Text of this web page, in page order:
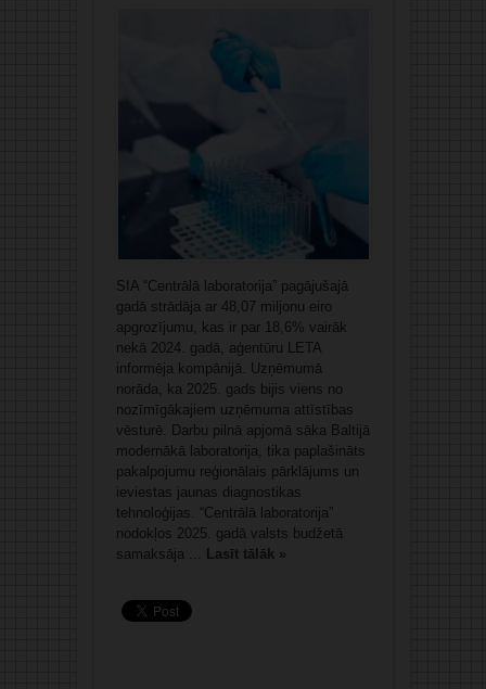
SIA “Centrālā laboratorija” pagājušajā
gadā strādāja ar 48,07 miljonu eiro
apgrozījumu, kas ir par 18,6% vairāk
nekā 2024. gadā, aģentūru LETA
informēja kompānijā. Uzņēmumā
norāda, ka 2025. gads bijis viens no
nozīmīgākajiem uzņēmuma attīstības
vēsturē. Darbu pilnā apjomā sāka Baltijā
modernākā laboratorija, tika paplašināts
pakalpojumu reģionālais pārklājums un
ieviestas jaunas diagnostikas
tehnoloģijas. “Centrālā laboratorija”
nodokļos 2025. gadā valsts budžetā
samaksāja ... Lasīt tālāk »